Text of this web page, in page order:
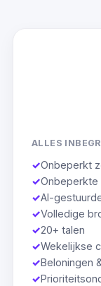
ALLES
✓Onbeperkt
✓
✓AI-
✓Volledige
✓20+ talen
✓Wekelijkse
✓Beloningen
✓